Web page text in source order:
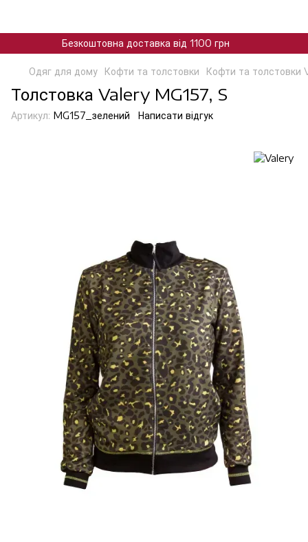
Безкоштовна доставка від 1100 грн
Одяг для дому Кофти та толстовки Кофти та толстовки
Толстовка Valery MG157, S
Артикул: MG157_зелений Написати відгук